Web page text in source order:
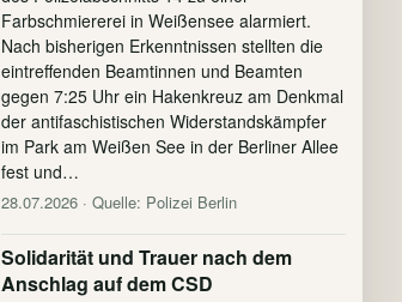
Farbschmiererei in Weißensee alarmiert.
Nach bisherigen Erkenntnissen stellten die
eintreffenden Beamtinnen und Beamten
gegen 7:25 Uhr ein Hakenkreuz am Denkmal
der antifaschistischen Widerstandskämpfer
im Park am Weißen See in der Berliner Allee
fest und…
28.07.2026 · Quelle: Polizei Berlin
Solidarität und Trauer nach dem
Anschlag auf dem CSD